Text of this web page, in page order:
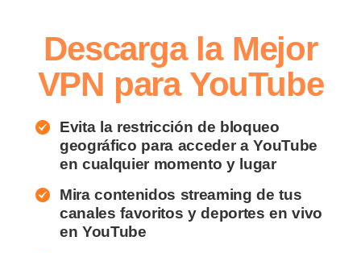
Descarga la Mejor
VPN para YouTube
Evita la restricción de bloqueo
geográfico para acceder a YouTube
en cualquier momento y lugar
Mira contenidos streaming de tus
canales favoritos y deportes en vivo
en YouTube